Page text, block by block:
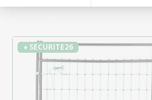
♦ SECURITE26